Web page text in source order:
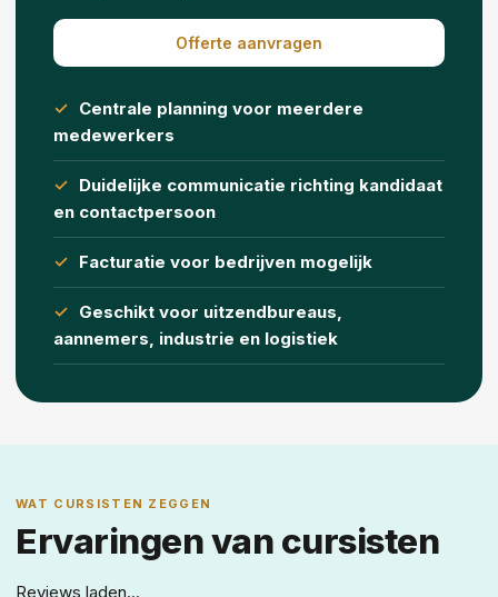
Offerte aanvragen
Centrale planning voor meerdere
medewerkers
Duidelijke communicatie richting kandidaat
en contactpersoon
Facturatie voor bedrijven mogelijk
Geschikt voor uitzendbureaus,
aannemers, industrie en logistiek
WAT CURSISTEN ZEGGEN
Ervaringen van cursisten
Reviews laden...